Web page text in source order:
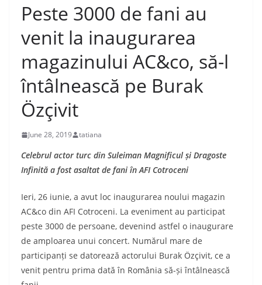
Peste 3000 de fani au
venit la inaugurarea
magazinului AC&co, să-l
întâlnească pe Burak
Özçivit
June 28, 2019 tatiana
Celebrul actor turc din Suleiman Magnificul și Dragoste
Infinită a fost asaltat de fani în AFI Cotroceni
Ieri, 26 iunie, a avut loc inaugurarea noului magazin
AC&co din AFI Cotroceni. La eveniment au participat
peste 3000 de persoane, devenind astfel o inaugurare
de amploarea unui concert. Numărul mare de
participanți se datorează actorului Burak Özçivit, ce a
venit pentru prima dată în România să-și întâlnească